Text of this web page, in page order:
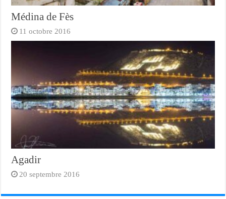
Médina de Fès
11 octobre 2016
Agadir
20 septembre 2016